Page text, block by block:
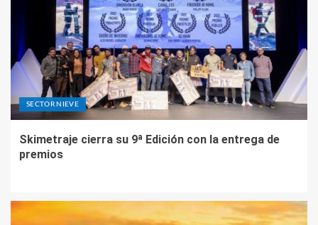
SECTOR NIEVE
Skimetraje cierra su 9ª Edición con la entrega de
premios